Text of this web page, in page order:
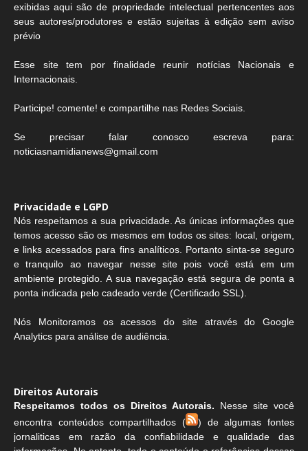
exibidas aqui são de propriedade intelectual pertencentes aos
seus autores/produtores e estão sujeitas à edição sem aviso
prévio
Esse site tem por finalidade reunir notícias Nacionais e
Internacionais.
Participe! comente! e compartilhe nas Redes Sociais.
Se precisar falar conosco escreva para:
noticiasnamidianews@gmail.com
Privacidade e LGPD
Nós respeitamos a sua privacidade. As únicas informações que
temos acesso são os mesmos em todos os sites: local, origem,
e links acessados para fins analíticos. Portanto sinta-se seguro
e tranquilo ao navegar nesse site pois você está em um
ambiente protegido. A sua navegação está segura de ponta a
ponta indicada pelo cadeado verde (Certificado SSL).
Nós Monitoramos os acessos do site através do Google
Analytics para análise de audiência.
Direitos Autorais
Respeitamos todos os Direitos Autorais. Nesse site você
encontra conteúdos compartilhados (
) de algumas fontes
jornaliticas em razão da confiabilidade e qualidade das